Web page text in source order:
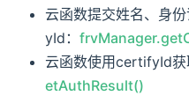
云函数提交姓名、身
yId：
云函数使用certifyId获
etAuthResult()